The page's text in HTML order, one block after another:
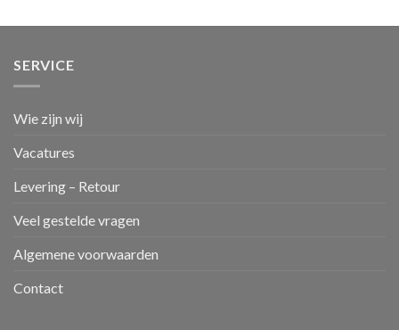
SERVICE
Wie zijn wij
Vacatures
Levering – Retour
Veel gestelde vragen
Algemene voorwaarden
Contact